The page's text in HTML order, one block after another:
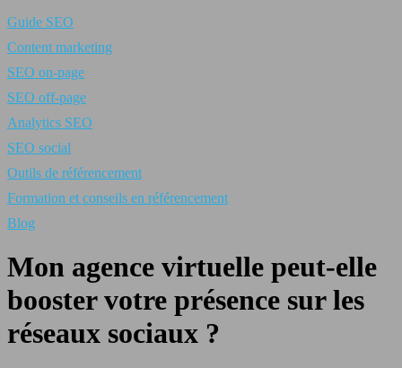
Guide SEO
Content marketing
SEO on-page
SEO off-page
Analytics SEO
SEO social
Outils de référencement
Formation et conseils en référencement
Blog
Mon agence virtuelle peut-elle
booster votre présence sur les
réseaux sociaux ?